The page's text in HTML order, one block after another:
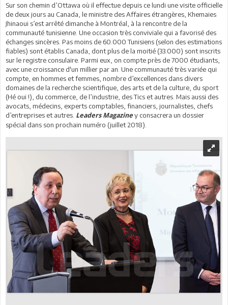
Sur son chemin d’Ottawa où il effectue depuis ce lundi une visite officielle
de deux jours au Canada, le ministre des Affaires étrangères, Khemaies
Jhinaoui s’est arrêté dimanche à Montréal, à la rencontre de la
communauté tunisienne. Une occasion très conviviale qui a favorisé des
échanges sincères. Pas moins de 60.000 Tunisiens (selon des estimations
fiables) sont établis Canada, dont plus de la moitié (33.000) sont inscrits
sur le registre consulaire. Parmi eux, on compte près de 7000 étudiants,
avec une croissance d'un millier par an. Une communauté très variée qui
compte, en hommes et femmes, nombre d’excellences dans divers
domaines de la recherche scientifique, des arts et de la culture, du sport
(Hé oui !), du commerce, de l’industrie, des Tics et autres. Mais aussi des
avocats, médecins, experts comptables, financiers, journalistes, chefs
d’entreprises et autres. Leaders Magazine y consacrera un dossier
spécial dans son prochain numéro (juillet 2018).